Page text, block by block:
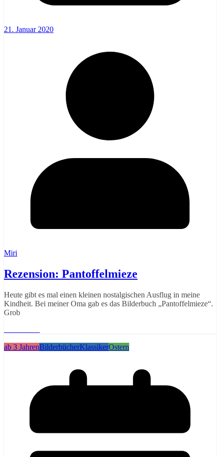
21. Januar 2020
Miri
Rezension: Pantoffelmieze
Heute gibt es mal einen kleinen nostalgischen Ausflug in meine
Kindheit. Bei meiner Oma gab es das Bilderbuch „Pantoffelmieze“.
Grob
ab 3 JahrenBilderbücherKlassikerOstern